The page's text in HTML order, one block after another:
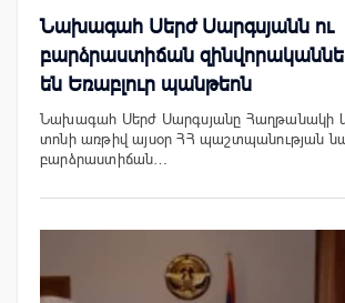
Նախագահ Սերժ Սարգսյանն ու
բարձրաստիճան
են Եռաբլուր պանթեոն
Նախագահ Սերժ Սարգսյանը Հաղթանակի
տոնի առթիվ այսօր ՀՀ պաշտպանության
բարձրաստիճան…